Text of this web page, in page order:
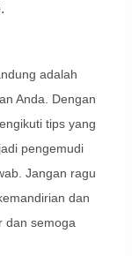
adalah
Anda. Dengan
tips yang
pengemudi
Jangan ragu
dan
dan semoga